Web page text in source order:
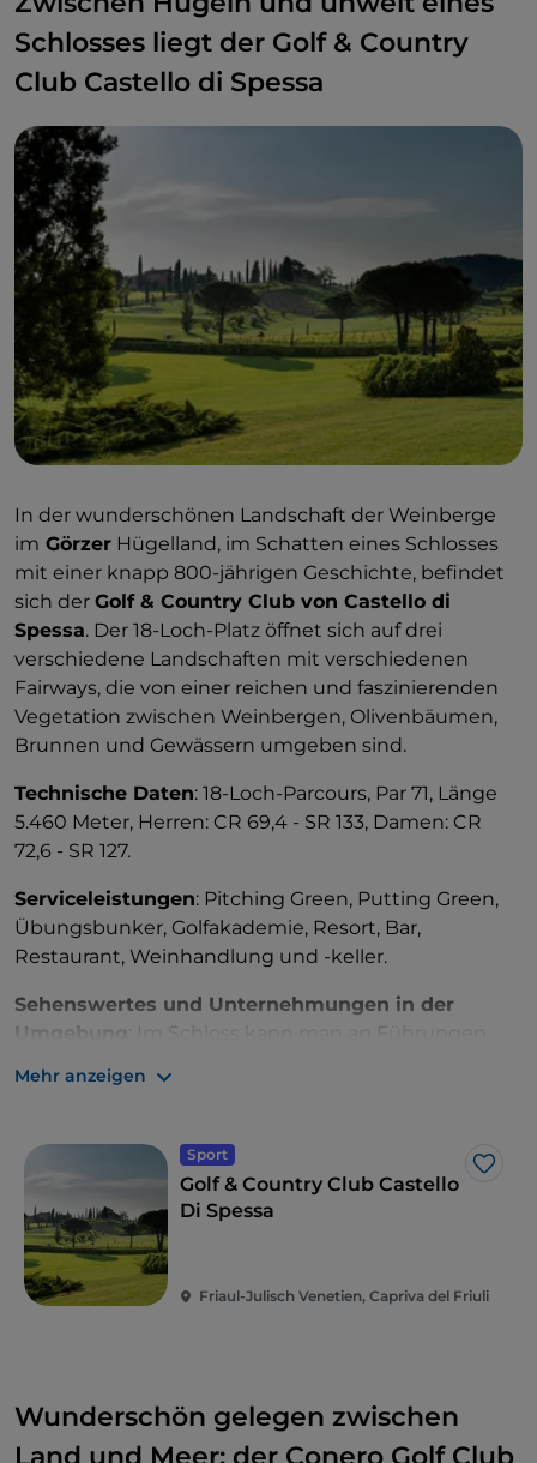
Schlosses liegt der Golf & Country
Club Castello di Spessa
In der wunderschönen Landschaft der Weinberge
im Görzer Hügelland, im Schatten eines Schlosses
mit einer knapp 800-jährigen Geschichte, befindet
sich der Golf & Country Club von Castello di
Spessa. Der 18-Loch-Platz öffnet sich auf drei
verschiedene Landschaften mit verschiedenen
Fairways, die von einer reichen und faszinierenden
Vegetation zwischen Weinbergen, Olivenbäumen,
Brunnen und Gewässern umgeben sind.
Technische Daten: 18-Loch-Parcours, Par 71, Länge
5.460 Meter, Herren: CR 69,4 - SR 133, Damen: CR
72,6 - SR 127.
Serviceleistungen: Pitching Green, Putting Green,
Übungsbunker, Golfakademie, Resort, Bar,
Restaurant, Weinhandlung und -keller.
Sehenswertes und Unternehmungen in der
Umgebung
: Im Schloss kann man an Führungen
idealer Ausgangspunkt für interessante Radtouren
Slowenien.
Mehr anzeigen
Sport
Like
Golf & Country Club Castello
Di Spessa
Friaul-Julisch Venetien, Capriva del Friuli
Wunderschön gelegen zwischen